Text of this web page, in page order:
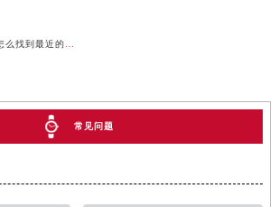
常见问题